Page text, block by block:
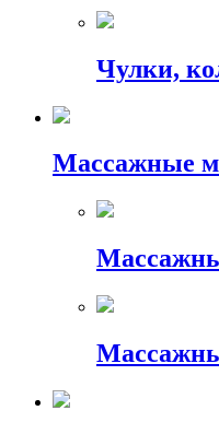
Чулки,
Массажные